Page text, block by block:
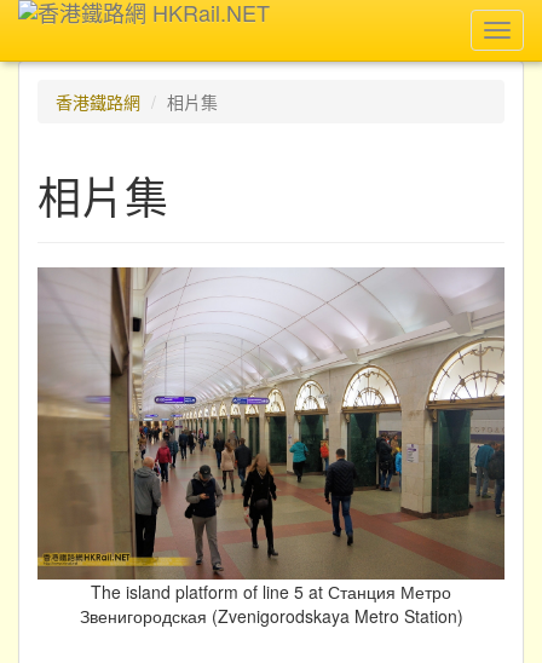
香港鐵路網
相片集
相片集
The island platform of line 5 at Станция Метро
Звенигородская (Zvenigorodskaya Metro Station)